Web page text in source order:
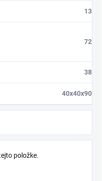
13
72
38
40x40x90
položke.